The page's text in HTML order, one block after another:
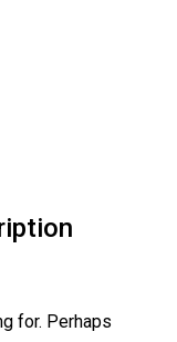
for. Perhaps